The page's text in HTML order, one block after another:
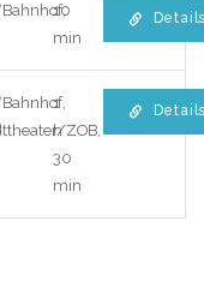
10
min
ZOB,
1
h
30
min